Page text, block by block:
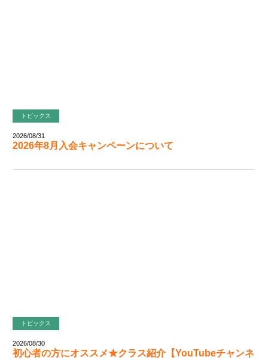
トピックス
2026/08/31
2026年8月入会キャンペーンについて
トピックス
2026/08/30
初心者の方にオススメ★クラス紹介【YouTubeチャンネ